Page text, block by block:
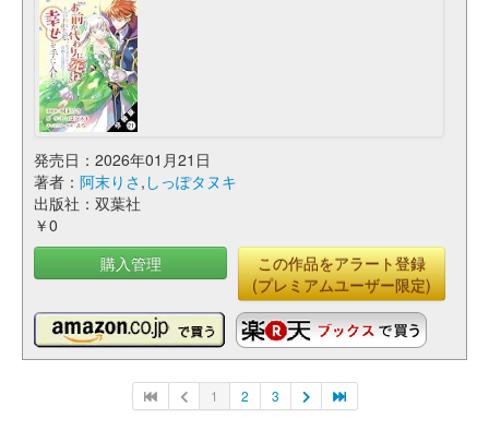
発売日：2026年01月21日
著者： 阿末りさ , しっぽタヌキ
出版社：双葉社
￥0
購入管理
この作品をアラート登録
(プレミアムユーザー限定)
1 2 3